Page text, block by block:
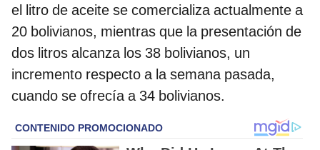
el litro de aceite se comercializa actualmente a
20 bolivianos, mientras que la presentación de
dos litros alcanza los 38 bolivianos, un
incremento respecto a la semana pasada,
cuando se ofrecía a 34 bolivianos.